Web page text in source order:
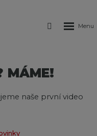
MÁME!
naše první video